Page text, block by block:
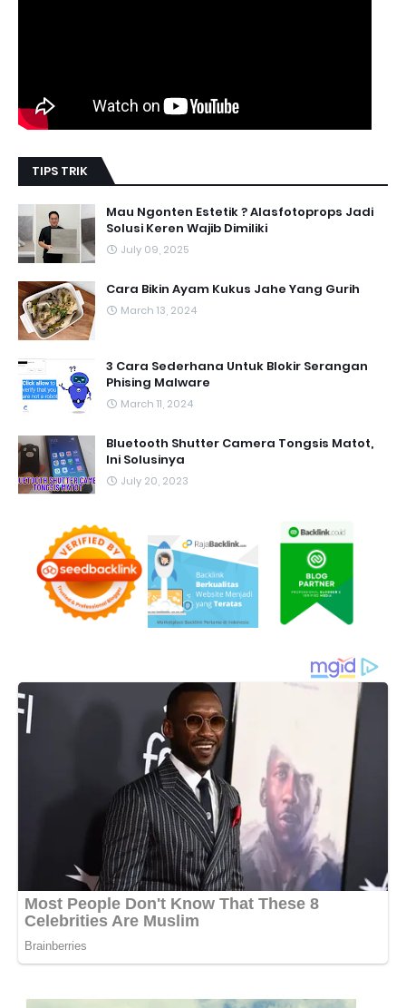
TIPS TRIK
Mau Ngonten Estetik ? Alasfotoprops Jadi
Solusi Keren Wajib Dimiliki
July 09, 2025
Cara Bikin Ayam Kukus Jahe Yang Gurih
March 13, 2024
3 Cara Sederhana Untuk Blokir Serangan
Phising Malware
March 11, 2024
Bluetooth Shutter Camera Tongsis Matot,
Ini Solusinya
July 20, 2023